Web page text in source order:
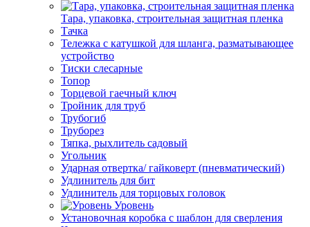
Тара, упаковка, строительная защитная пленка
Тачка
Тележка с катушкой для шланга, разматывающее
устройство
Тиски слесарные
Топор
Торцевой гаечный ключ
Тройник для труб
Трубогиб
Труборез
Тяпка, рыхлитель садовый
Угольник
Ударная отвертка/ гайковерт (пневматический)
Удлинитель для бит
Удлинитель для торцовых головок
Уровень
Установочная коробка с шаблон для сверления